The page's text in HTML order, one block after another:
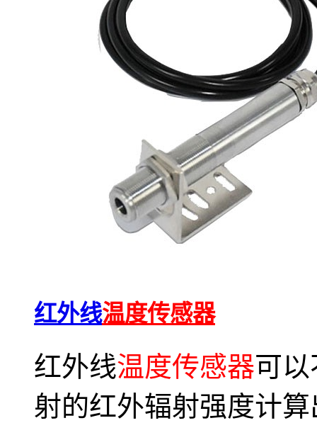
红外线温度传感器
红外线温度传感器可
射的红外辐射强度计